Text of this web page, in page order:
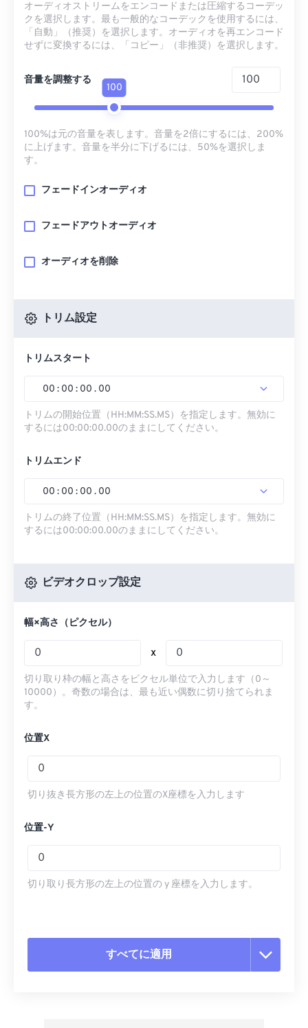
オーディオストリームをエンコードまたは圧縮するコーデッ
クを選択します。最も一般的なコーデックを使用するには、
「自動」（推奨）を選択します。オーディオを再エンコード
せずに変換するには、「コピー」（非推奨）を選択します。
音量を調整する
100
100%は元の音量を表します。音量を2倍にするには、200%
に上げます。音量を半分に下げるには、50%を選択しま
す。
フェードインオーディオ
フェードアウトオーディオ
オーディオを削除
トリム設定
トリムスタート
00 : 00 : 00 . 00
トリムの開始位置（HH:MM:SS.MS）を指定します。無効に
するには00:00:00.00のままにしてください。
トリムエンド
00 : 00 : 00 . 00
トリムの終了位置（HH:MM:SS.MS）を指定します。無効に
するには00:00:00.00のままにしてください。
ビデオクロップ設定
幅×高さ（ピクセル）
x
切り取り枠の幅と高さをピクセル単位で入力します（0～
10000）。奇数の場合は、最も近い偶数に切り捨てられま
す。
位置X
切り抜き長方形の左上の位置のX座標を入力します
位置-Y
切り取り長方形の左上の位置の y 座標を入力します。
すべてに適用